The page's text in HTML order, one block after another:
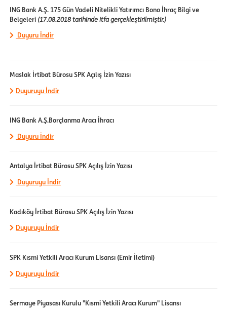
ING Bank A.Ş. 175 Gün Vadeli Nitelikli Yatırımcı Bono İhraç Bilgi ve
Belgeleri (17.08.2018 tarihinde itfa gerçekleştirilmiştir.)
Duyuru İndir
Maslak İrtibat Bürosu SPK Açılış İzin Yazısı
Duyuruyu İndir
ING Bank A.Ş.Borçlanma Aracı İhracı
Duyuru İndir
Antalya İrtibat Bürosu SPK Açılış İzin Yazısı
Duyuruyu İndir
Kadıköy İrtibat Bürosu SPK Açılış İzin Yazısı
Duyuruyu İndir
SPK Kısmi Yetkili Aracı Kurum Lisansı (Emir İletimi)
Duyuruyu İndir
Sermaye Piyasası Kurulu "Kısmi Yetkili Aracı Kurum" Lisansı